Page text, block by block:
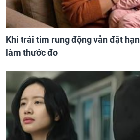
Khi trái tim rung động vẫn đặt
làm thước đo